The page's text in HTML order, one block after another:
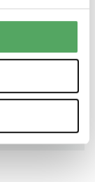
en
en